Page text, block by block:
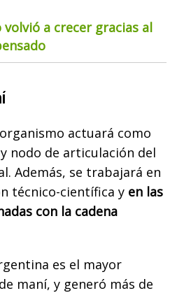
volvió a crecer gracias al
actuará como
nodo de articulación del
Además, se trabajará en
técnico-científica y en las
con la cadena
es el mayor
maní, y generó más de